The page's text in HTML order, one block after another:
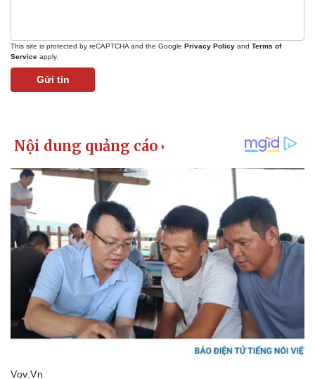
Tỷ giá
This site is protected by reCAPTCHA and the Google Privacy Policy and Terms of
Service apply.
Gửi tin